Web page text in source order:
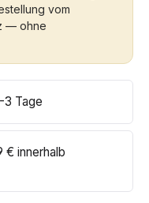
vom
— ohne
3 Tage
€ innerhalb